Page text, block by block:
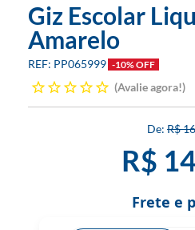
Giz Escolar
Amarelo
PP065999 -10% OFF
Avalie agora!
R$
R$
Frete e